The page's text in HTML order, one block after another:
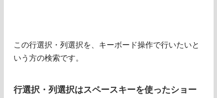
この行選択・列選択を、キーボード操作で行いたいと
いう方の検索です。
行選択・列選択はスペースキーを使ったショー